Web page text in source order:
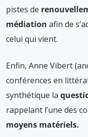
pistes de
médiation afin de
celui qui vient.
Enfin, Anne Vibert
conférences en
synthétique la
rappelant l’une des
moyens matériels.